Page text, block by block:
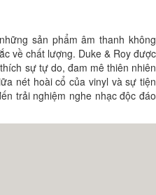
sản phẩm âm thanh không
về chất lượng. Duke & Roy được
sự tự do, đam mê thiên nhiên
nét hoài cổ của vinyl và sự tiện
trải nghiệm nghe nhạc độc đáo